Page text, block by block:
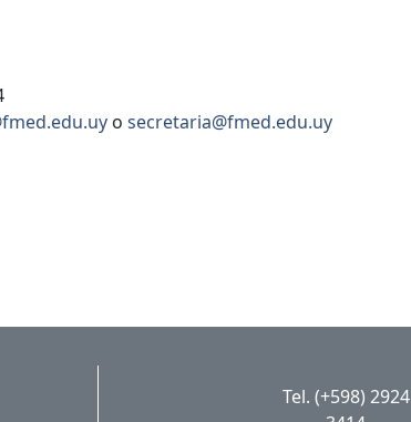
o secretaria@fmed.edu.uy
Tel. (+598) 2924